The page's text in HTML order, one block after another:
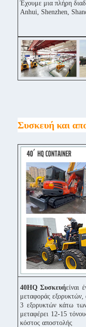
Έχουμε μια πλήρη
Anhui, Shenzhen,
Συσκευή και
40HQ Συσκευήείναι
μεταφοράς
3 εξορυκτών κάτω
μεταφέρει 12-15
κόστος αποστολής